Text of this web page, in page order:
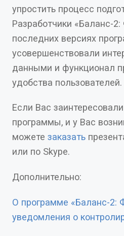
упростить процесс подготовки
Разработчики «Баланс-
последних версиях
усовершенствовали интерфейс работы с
данными и функционал
удобства пользователей.
Если Вас
программы, и у Вас возникли вопросы, то
можете заказать
или по Skype.
Дополнительно:
О программе «Баланс-2:
уведомления о